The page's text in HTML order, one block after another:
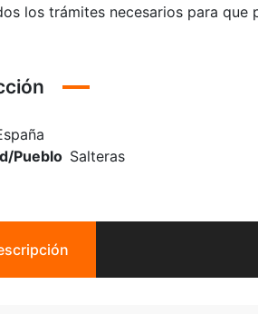
los trámites necesarios para que
Pueblo Salteras